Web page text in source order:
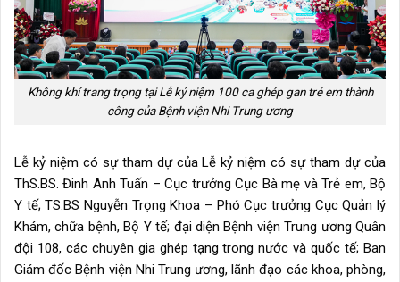
Không khí trang trọng tại Lễ kỷ niệm 100 ca ghép gan trẻ em thành
công của Bệnh viện Nhi Trung ương
Lễ kỷ niệm có sự tham dự của Lễ kỷ niệm có sự tham dự của
ThS.BS. Đinh Anh Tuấn – Cục trưởng Cục Bà mẹ và Trẻ em, Bộ
Y tế; TS.BS Nguyễn Trọng Khoa – Phó Cục trưởng Cục Quản lý
Khám, chữa bệnh, Bộ Y tế; đại diện Bệnh viện Trung ương Quân
đội 108, các chuyên gia ghép tạng trong nước và quốc tế; Ban
Giám đốc Bệnh viện Nhi Trung ương, lãnh đạo các khoa, phòng,